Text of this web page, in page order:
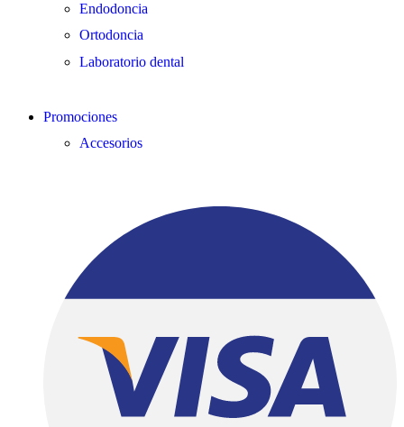
Endodoncia
Ortodoncia
Laboratorio dental
Promociones
Accesorios